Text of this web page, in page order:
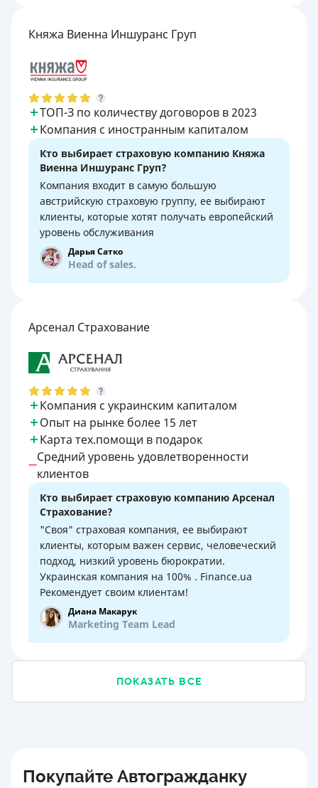
Княжа Виенна Иншуранс Груп
ТОП-З по количеству договоров в 2023
Компания с иностранным капиталом
Кто выбирает страховую компанию Княжа
Виенна Иншуранс Груп?
Компания входит в самую большую
австрийскую страховую группу, ее выбирают
клиенты, которые хотят получать европейский
уровень обслуживания
Дарья Сатко
Head of sales.
Арсенал Страхование
Компания с украинским капиталом
Опыт на рынке более 15 лет
Карта тех.помощи в подарок
Средний уровень удовлетворенности
клиентов
Кто выбирает страховую компанию Арсенал
Страхование?
"Своя" страховая компания, ее выбирают
клиенты, которым важен сервис, человеческий
подход, низкий уровень бюрократии.
Украинская компания на 100% . Finance.ua
Рекомендует своим клиентам!
Диана Макарук
Marketing Team Lead
ПОКАЗАТЬ ВСЕ
Покупайте Автогражданку